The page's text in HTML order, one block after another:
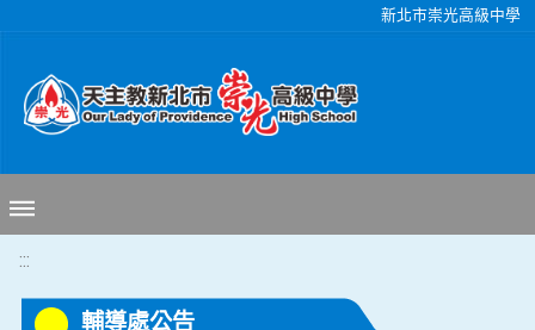
新北市崇光高級中學
:::
輔導處公告